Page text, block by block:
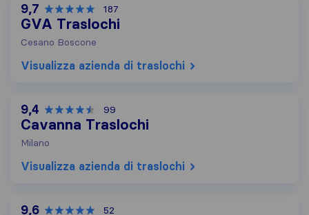
9,7 187
GVA Traslochi
Cesano Boscone
Visualizza azienda di traslochi
9,4 99
Cavanna Traslochi
Milano
Visualizza azienda di traslochi
9,6 52